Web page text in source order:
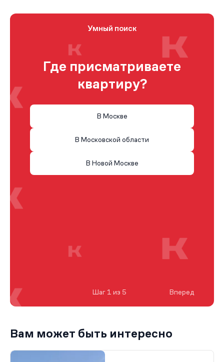
Умный поиск
Где присматриваете
квартиру?
В Москве
В Московской области
В Новой Москве
Шаг 1 из 5 Вперед
Вам может быть интересно